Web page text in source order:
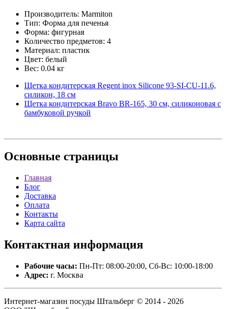
Производитель: Marmiton
Тип: Форма для печенья
Форма: фигурная
Количество предметов: 4
Материал: пластик
Цвет: белый
Вес: 0.04 кг
Щетка кондитерская Regent inox Silicone 93-SI-CU-11.6,
силикон, 18 см
Щетка кондитерская Bravo BR-165, 30 см, силиконовая с
бамбуковой ручкой
Основные страницы
Главная
Блог
Доставка
Оплата
Контакты
Карта сайта
Контактная информация
Рабочие часы: Пн-Пт: 08:00-20:00, Сб-Вс: 10:00-18:00
Адрес: г. Москва
Интернет-магазин посуды Штальберг © 2014 - 2026